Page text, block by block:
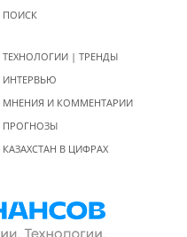
ПОИСК
ТЕХНОЛОГИИ | ТРЕНДЫ
ИНТЕРВЬЮ
МНЕНИЯ И КОММЕНТАРИИ
ПРОГНОЗЫ
КАЗАХСТАН В ЦИФРАХ